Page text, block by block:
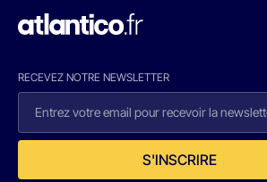
RECEVEZ NOTRE NEWSLETTER
S'INSCRIRE